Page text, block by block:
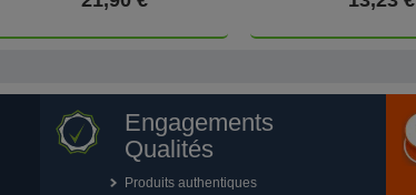
Engagements
Qualités
Produits authentiques